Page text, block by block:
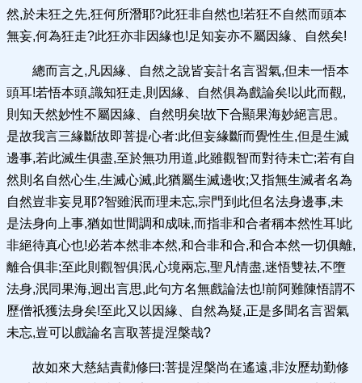
然,於未狂之先,狂何所潛耶?此狂非自然也!若狂不自然而頭本
無妄,何為狂走?此狂亦非因緣也!足知妄亦不屬因緣、自然矣!
總而言之,凡因緣、自然之說皆妄計名言習氣,但未一悟本
頭耳!若悟本頭,識知狂走,則因緣、自然俱為戲論矣!以此而觀,
則知天然妙性不屬因緣、自然明矣!故下合顯果海妙絕言思。
是故我言三緣斷故即菩提心者:此但妄緣斷而覺性生,但是生滅
邊事,若此滅生俱盡,至於無功用道,此雖觀智而對待未亡;若有自
然則名自然心生,生滅心滅,此猶屬生滅邊收;又指無生滅者名為
自然豈非妄見耶?智雖泯而理未忘,宗門到此但名法身邊事,未
是法身向上事,猶如世間調和成味,而指非和合者稱本然性耳!此
非絕待真心也!必若本然非本然,和合非和合,和合本然一切俱離,
離合俱非;至此則觀智俱泯,心境兩忘,聖凡情盡,迷悟雙祛,不墮
法身,泯同果海,迥出言思,此句方名無戲論法也!前阿難陳悟謂不
歷僧祇獲法身矣!至此又以因緣、自然為疑,正是多聞名言習氣
未忘,豈可以戲論名言取菩提涅槃哉?
故如來大慈結責勸修曰:菩提涅槃尚在遙遠,非汝歷劫勤修